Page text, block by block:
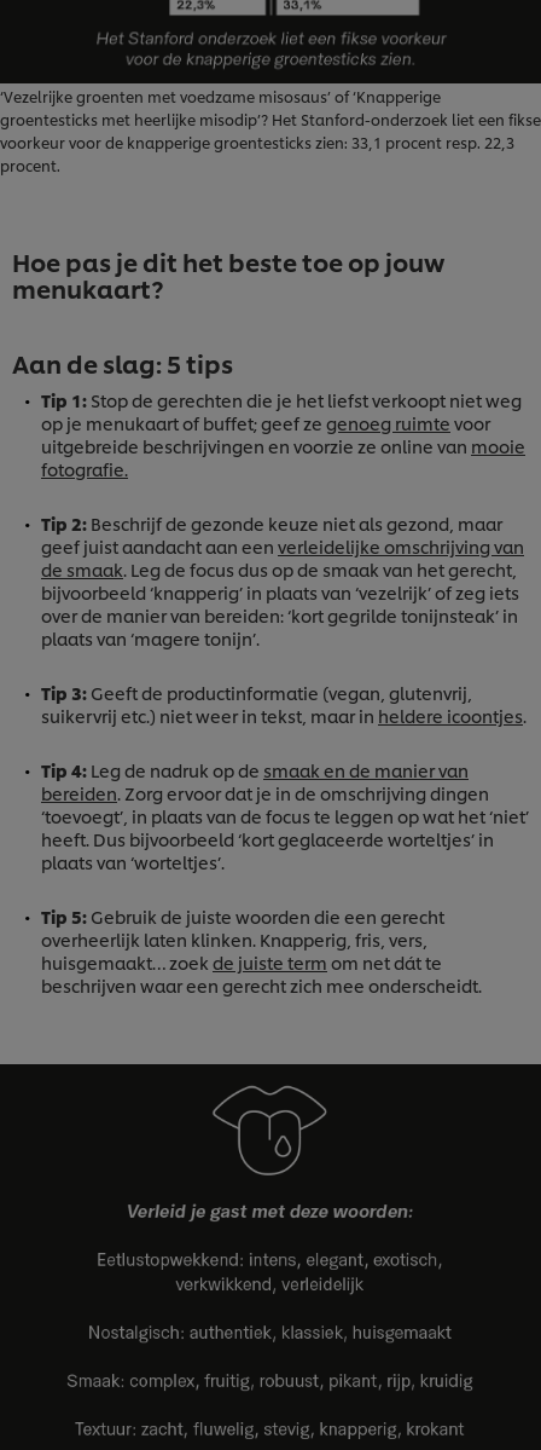
‘Vezelrijke groenten met voedzame misosaus’ of ‘Knapperige
groentesticks met heerlijke misodip’? Het Stanford-onderzoek liet een fikse
voorkeur voor de knapperige groentesticks zien: 33,1 procent resp. 22,3
procent.
Hoe pas je dit het beste toe op jouw
menukaart?
Aan de slag: 5 tips
Tip 1: Stop de gerechten die je het liefst verkoopt niet weg
op je menukaart of buffet; geef ze genoeg ruimte voor
uitgebreide beschrijvingen en voorzie ze online van mooie
fotografie.
Tip 2: Beschrijf de gezonde keuze niet als gezond, maar
geef juist aandacht aan een verleidelijke omschrijving van
de smaak. Leg de focus dus op de smaak van het gerecht,
bijvoorbeeld ‘knapperig’ in plaats van ‘vezelrijk’ of zeg iets
over de manier van bereiden: ‘kort gegrilde tonijnsteak’ in
plaats van ‘magere tonijn’.
Tip 3: Geeft de productinformatie (vegan, glutenvrij,
suikervrij etc.) niet weer in tekst, maar in heldere icoontjes.
Tip 4: Leg de nadruk op de smaak en de manier van
bereiden. Zorg ervoor dat je in de omschrijving dingen
‘toevoegt’, in plaats van de focus te leggen op wat het ‘niet’
heeft. Dus bijvoorbeeld ‘kort geglaceerde worteltjes’ in
plaats van ‘worteltjes’.
Tip 5: Gebruik de juiste woorden die een gerecht
overheerlijk laten klinken. Knapperig, fris, vers,
huisgemaakt… zoek de juiste term om net dát te
beschrijven waar een gerecht zich mee onderscheidt.